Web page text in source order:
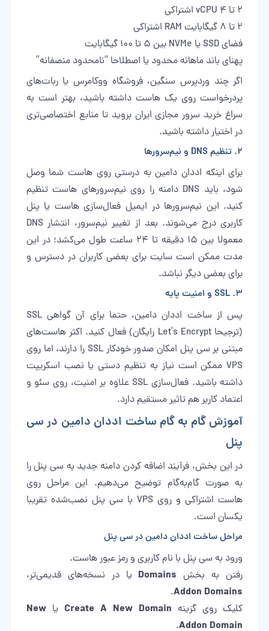
۲ تا ۴ vCPU اشتراکی
۲ تا ۸ گیگابایت RAM اشتراکی
فضای SSD یا NVMe بین ۵ تا ۱۰۰ گیگابایت
پهنای باند ماهانه محدود یا اصطلاحا “نامحدود منصفانه”
اگر چند وردپرس سنگین، فروشگاه ووکامرس یا ربات‌های
پردرخواست روی یک هاست داشته باشید، بهتر است به
سراغ خرید سرور مجازی ایران بروید تا منابع اختصاصی‌تری
در اختیار داشته باشید.
۲. تنظیم DNS و نیم‌سرورها
برای اینکه اددان دامین به درستی روی هاست شما وصل
شود، باید DNS دامنه را روی نیم‌سرورهای هاست تنظیم
کنید. این نیم‌سرورها در ایمیل فعال‌سازی هاست یا پنل
کاربری درج می‌شوند. بعد از تغییر نیم‌سرور، انتشار DNS
معمولا بین ۱۵ دقیقه تا ۲۴ ساعت طول می‌کشد؛ در این
مدت ممکن است سایت برای بعضی کاربران در دسترس و
برای بعضی دیگر نباشد.
۳. SSL و امنیت پایه
پس از ساخت اددان دامین، حتما برای آن گواهی SSL
(ترجیحا Let’s Encrypt رایگان) فعال کنید. اکثر هاست‌های
مبتنی بر سی پنل امکان صدور خودکار SSL را دارند، اما روی
VPS ممکن است نیاز به تنظیم دستی یا نصب اسکریپت
داشته باشید. فعال‌سازی SSL علاوه بر امنیت، روی سئو و
اعتماد کاربر هم تاثیر مستقیم دارد.
آموزش گام به گام ساخت اددان دامین در سی
پنل
در این بخش، فرآیند اضافه کردن دامنه جدید به سی پنل را
به صورت گام‌به‌گام توضیح می‌دهیم. این مراحل روی
هاست اشتراکی و روی VPS با سی پنل نصب‌شده تقریبا
یکسان است.
مراحل ساخت اددان دامین در سی پنل
ورود به سی پنل با نام کاربری و رمز عبور هاست.
رفتن به بخش Domains یا در نسخه‌های قدیمی‌تر،
Addon Domains
.
کلیک روی گزینه Create A New Domain یاNew
Addon Domain
.